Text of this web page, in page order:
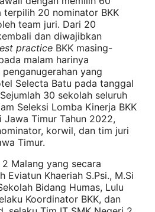
terpilih 20 nominator BKK
team juri. Dari 20
dan diwajibkan
practice BKK masing-
malam harinya
yang
Selecta Batu pada tanggal
30 sekolah seluruh
Seleksi Lomba Kinerja BKK
Jawa Timur Tahun 2022,
korwil, dan tim juri
Timur.
Malang yang secara
Eviatun Khaeriah S.Psi., M.Si
Bidang Humas, Lulu
Koordinator BKK, dan